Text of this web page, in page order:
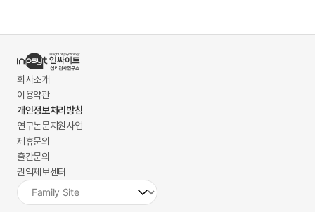
회사소개
이용약관
개인정보처리방침
연구논문지원사업
제휴문의
출간문의
권익제보센터